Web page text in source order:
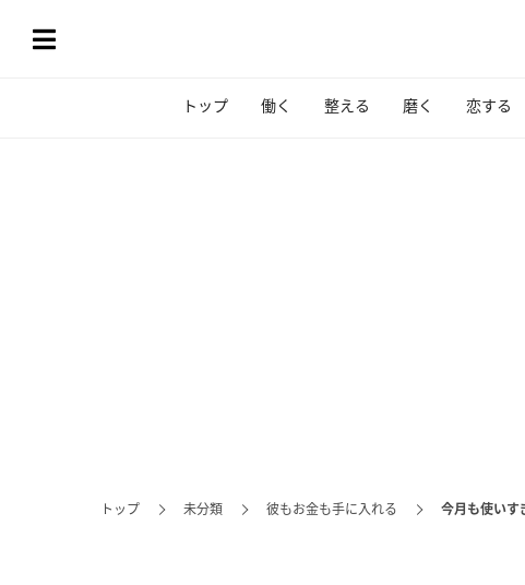
トップ 働く 整える 磨く 恋する
トップ 未分類 彼もお金も手に入れる 今月も使い